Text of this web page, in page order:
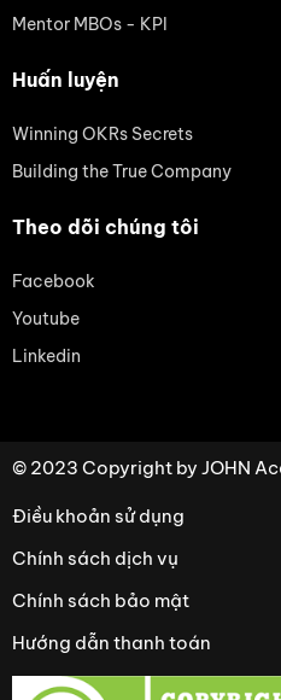
Mentor MBOs - KPI
Huấn luyện
Winning OKRs Secrets
Building the True Company
Theo dõi chúng tôi
Facebook
Youtube
Linkedin
© 2023 Copyright by JOHN
Điều khoản sử dụng
Chính sách dịch vụ
Chính sách bảo mật
Hướng dẫn thanh toán